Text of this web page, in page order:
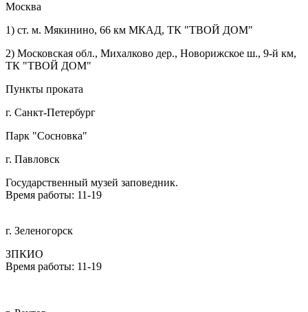
Москва
1) ст. м. Мякинино, 66 км МКАД, ТК "ТВОЙ ДОМ"
2) Московская обл., Михалково дер., Новорижское ш., 9-й км,
ТК "ТВОЙ ДОМ"
Пункты проката
г. Санкт-Петербург
Парк "Сосновка"
г. Павловск
Государственный музей заповедник.
Время работы: 11-19
г. Зеленогорск
ЗПКИО
Время работы: 11-19